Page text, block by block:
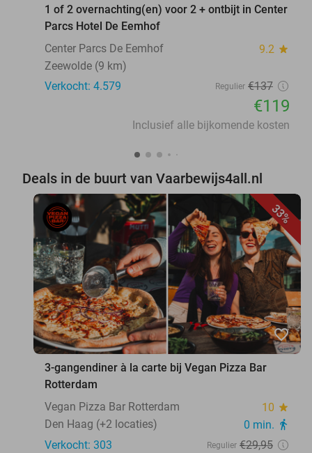
1 of 2 overnachting(en) voor 2 + ontbijt in Center
Parcs Hotel De Eemhof
Center Parcs De Eemhof
9.2 star
Zeewolde (9 km)
Verkocht: 4.579
Regulier €137
€119
Inclusief alle bijkomende kosten
Deals in de buurt van Vaarbewijs4all.nl
33%
favorite_border
3-gangendiner à la carte bij Vegan Pizza Bar
Rotterdam
Vegan Pizza Bar Rotterdam
10 star
Den Haag (+2 locaties) 0 min. directions_walk
Verkocht: 303 Regulier €29,95